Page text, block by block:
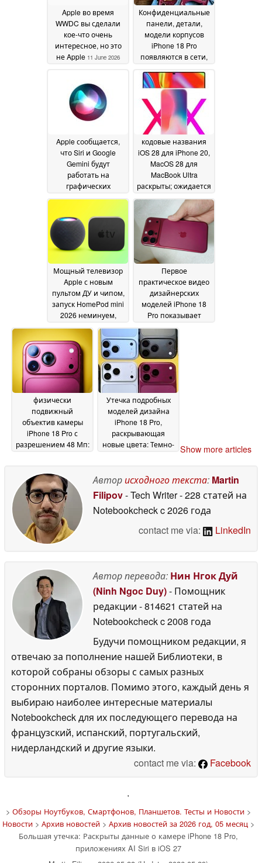
2026
Apple во время
WWDC вы сделали
кое-что очень
интересное, но это
не Apple 11 June 2026
Конфиденциальные
панели, детали,
модели корпусов
iPhone 18 Pro
появляются в сети,
цвета05 June 2026
Apple сообщается,
что Siri и Google
Gemini будут
работать на
графических
Nvidia
04 June 2026
кодовые названия
iOS 28 для iPhone 20,
MacOS 28 для
MacBook Ultra
раскрыты; ожидается
01 June 2026
Мощный телевизор
Apple с новым
пультом ДУ и чипом,
запуск HomePod mini
2026 неминуем,
информации01 June
2026
Первое
практическое видео
дизайнерских
моделей iPhone 18
Pro показывает
разном освещении
31 May 2026
физически
подвижный
объектив камеры
iPhone 18 Pro с
разрешением 48 Мп:
Apple платит за
обновление целое
состояние29 May 2026
Утечка подробных
моделей дизайна
iPhone 18 Pro,
раскрывающая
новые цвета: Темно-
серебристый 29 May
Show more articles
Авторисходного текста: Martin
Filipov- Tech Writer- 228 статей на
Notebookcheckc 2026 года
contact me via:
LinkedIn
Автор перевода: Нин Нгок Дуй
(Ninh Ngoc Duy)- Помощник
редакции - 814621 статей на
Notebookcheckc 2008 года
Будучи помощником редакции, я
отвечаю за пополнение нашей Библиотеки, в
которой собраны обзоры с самых разных
сторонних порталов. Помимо этого, каждый день я
выбираю наиболее интересные материалы
Notebookcheck для их последующего перевода на
французский, испанский, португальский,
нидерландский и другие языки.
contact me via:
Facebook
'
> Обзоры Ноутбуков, Смартфонов, Планшетов. Тесты и Новости>
Новости> Архив новостей> Архив новостей за 2026 год, 05 месяц>
Большая утечка: Раскрыты данные о камере iPhone 18 Pro,
приложениях AI Siri в iOS 27